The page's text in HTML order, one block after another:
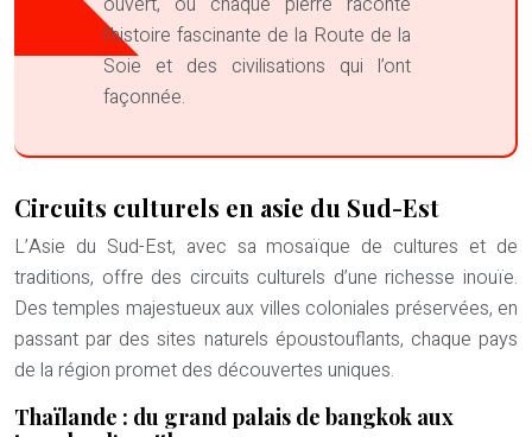
l’histoire fascinante de la Route de la
Soie et des civilisations qui l’ont
façonnée.
Circuits culturels en asie du Sud-Est
L’Asie du Sud-Est, avec sa mosaïque de cultures et de
traditions, offre des circuits culturels d’une richesse inouïe.
Des temples majestueux aux villes coloniales préservées, en
passant par des sites naturels époustouflants, chaque pays
de la région promet des découvertes uniques.
Thaïlande : du grand palais de bangkok aux